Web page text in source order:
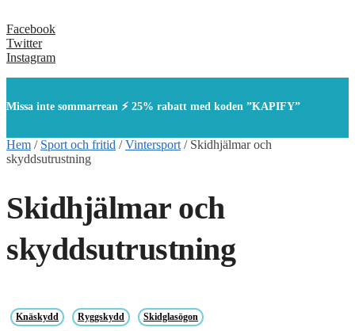
Facebook
Twitter
Instagram
Missa inte sommarrean ⚡ 25% rabatt med koden ”KAPIFY”
Hem / Sport och fritid /Vintersport / Skidhjälmar och
skyddsutrustning
Skidhjälmar och
skyddsutrustning
Knäskydd Ryggskydd Skidglasögon